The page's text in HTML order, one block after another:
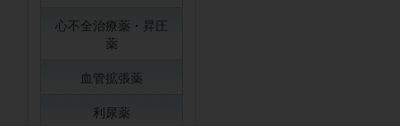
心不全治療薬・昇圧
薬
血管拡張薬
利尿薬